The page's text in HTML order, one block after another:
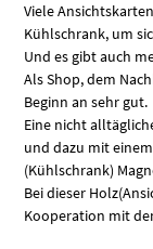
Viele
Kühlschrank, um
Und es gibt auch
Als Shop, dem
Beginn an sehr gut.
Eine nicht
und dazu mit
(Kühlschrank)
Bei dieser
Kooperation mit